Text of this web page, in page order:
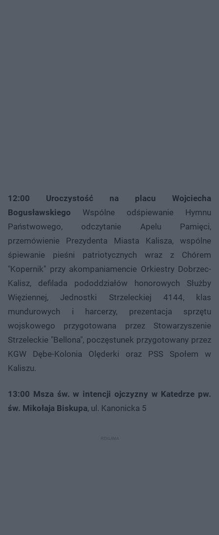
12:00 Uroczystość na placu Wojciecha
Bogusławskiego Wspólne odśpiewanie Hymnu
Państwowego, odczytanie Apelu Pamięci,
przemówienie Prezydenta Miasta Kalisza, wspólne
śpiewanie pieśni patriotycznych wraz z Chórem
"Kopernik" przy akompaniamencie Orkiestry Dobrzec-
Kalisz, defilada pododdziałów honorowych Służby
Więziennej, Jednostki Strzeleckiej 4144, klas
mundurowych i harcerzy, prezentacja sprzętu
wojskowego przygotowana przez Stowarzyszenie
Strzeleckie "Bellona", poczęstunek przygotowany przez
KGW Dębe-Kolonia Olęderki oraz PSS Społem w
Kaliszu.
13:00 Msza św. w intencji ojczyzny w Katedrze pw.
św. Mikołaja Biskupa, ul. Kanonicka 5